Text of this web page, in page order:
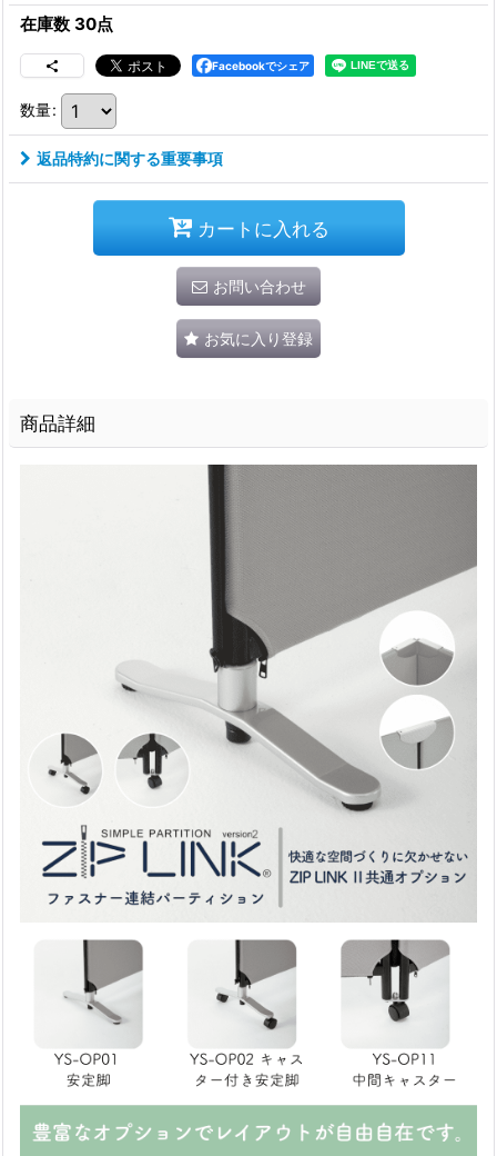
在庫数 30点
Facebookでシェア
数量:
返品特約に関する重要事項
カートに入れる
お問い合わせ
お気に入り登録
商品詳細